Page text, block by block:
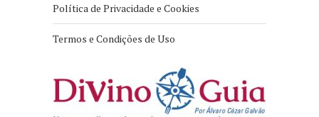
Política de Privacidade e Cookies
Termos e Condições de Uso